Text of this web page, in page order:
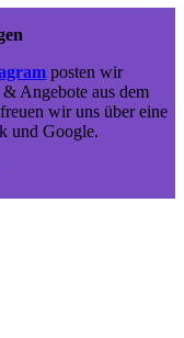
posten wir
Angebote aus dem
wir uns über eine
und Google.